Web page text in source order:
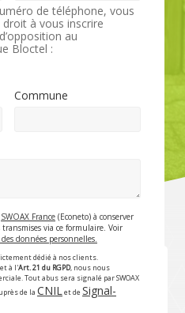
de téléphone, vous
à vous inscrire
au
Bloctel :
Commune
SWOAX France (Econeto) à conserver
via ce formulaire. Voir
données personnelles.
dédié à nos clients.
et à l'Art. 21 du RGPD, nous nous
Tout abus sera signalé par SWOAX
de la CNILet de Signal-